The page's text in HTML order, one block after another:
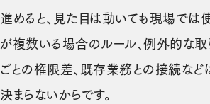
進めると、見た目は動いても現場では
が複数いる場合のルール、例外的な
ごとの権限差、既存業務との接続など
決まらないからです。